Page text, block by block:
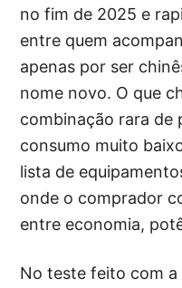
no fim de 2025 e
entre quem
apenas por ser
nome novo. O que
combinação rara de
consumo muito
lista de
onde o comprador
entre economia,
No teste feito com